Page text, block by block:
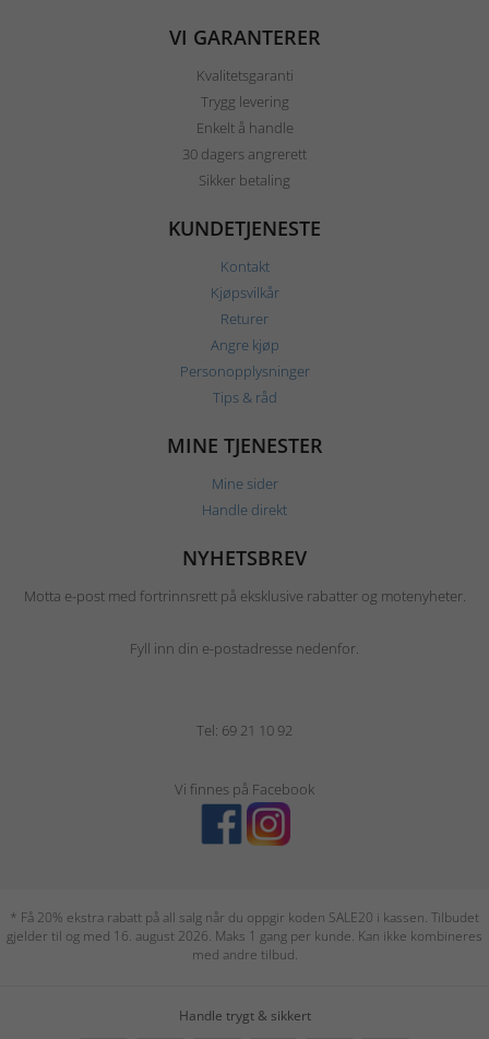
VI GARANTERER
Kvalitetsgaranti
Trygg levering
Enkelt å handle
30 dagers angrerett
Sikker betaling
KUNDETJENESTE
Kontakt
Kjøpsvilkår
Returer
Angre kjøp
Personopplysninger
Tips & råd
MINE TJENESTER
Mine sider
Handle direkt
NYHETSBREV
Motta e-post med fortrinnsrett på eksklusive rabatter og motenyheter.
Fyll inn din e-postadresse nedenfor.
Tel: 69 21 10 92
Vi finnes på Facebook
* Få 20% ekstra rabatt på all salg når du oppgir koden SALE20 i kassen. Tilbudet
gjelder til og med 16. august 2026. Maks 1 gang per kunde. Kan ikke kombineres
med andre tilbud.
Handle trygt & sikkert